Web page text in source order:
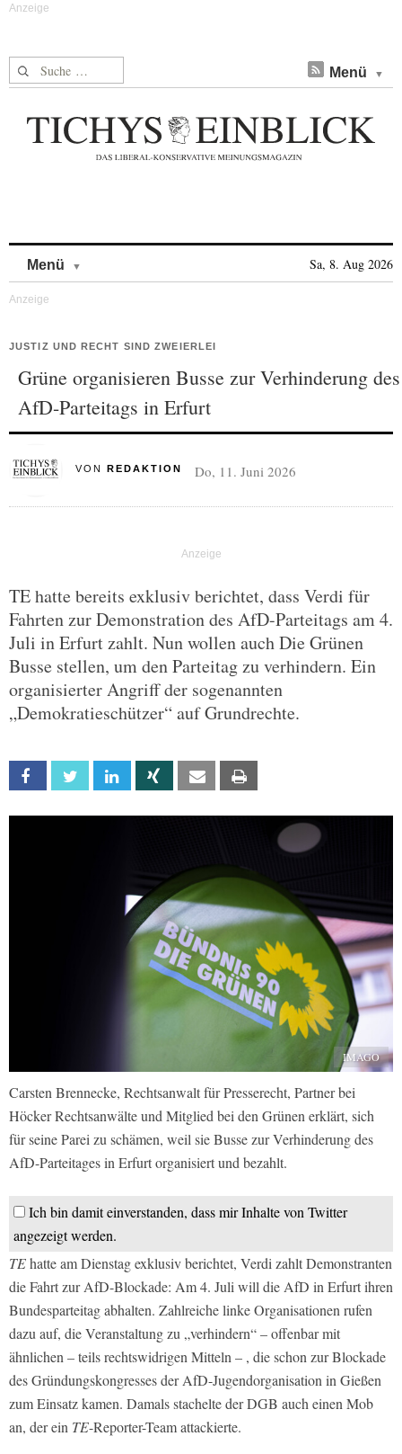
Suche nach: Menü
Menü Sa, 8. Aug 2026
JUSTIZ UND RECHT SIND ZWEIERLEI
Grüne organisieren Busse zur Verhinderung des
AfD-Parteitags in Erfurt
VON REDAKTION Do, 11. Juni 2026
TE hatte bereits exklusiv berichtet, dass Verdi für
Fahrten zur Demonstration des AfD-Parteitags am 4.
Juli in Erfurt zahlt. Nun wollen auch Die Grünen
Busse stellen, um den Parteitag zu verhindern. Ein
organisierter Angriff der sogenannten
„Demokratieschützer“ auf Grundrechte.
Facebook Twitter Linkedin Xing Email
IMAGO
Carsten Brennecke, Rechtsanwalt für Presserecht, Partner bei
Höcker Rechtsanwälte und Mitglied bei den Grünen erklärt, sich
für seine Parei zu schämen, weil sie Busse zur Verhinderung des
AfD-Parteitages in Erfurt organisiert und bezahlt.
Ich bin damit einverstanden, dass mir Inhalte von Twitter
angezeigt werden.
TEhatte am Dienstag exklusiv berichtet, Verdi zahlt Demonstranten
die Fahrt zur AfD-Blockade: Am 4. Juli will die AfD in Erfurt ihren
Bundesparteitag abhalten. Zahlreiche linke Organisationen rufen
dazu auf, die Veranstaltung zu „verhindern“ – offenbar mit
ähnlichen – teils rechtswidrigen Mitteln – , die schon zur Blockade
des Gründungskongresses der AfD-Jugendorganisation in Gießen
zum Einsatz kamen. Damals stachelte der DGB auch einen Mob
an, der ein TE-Reporter-Team attackierte.